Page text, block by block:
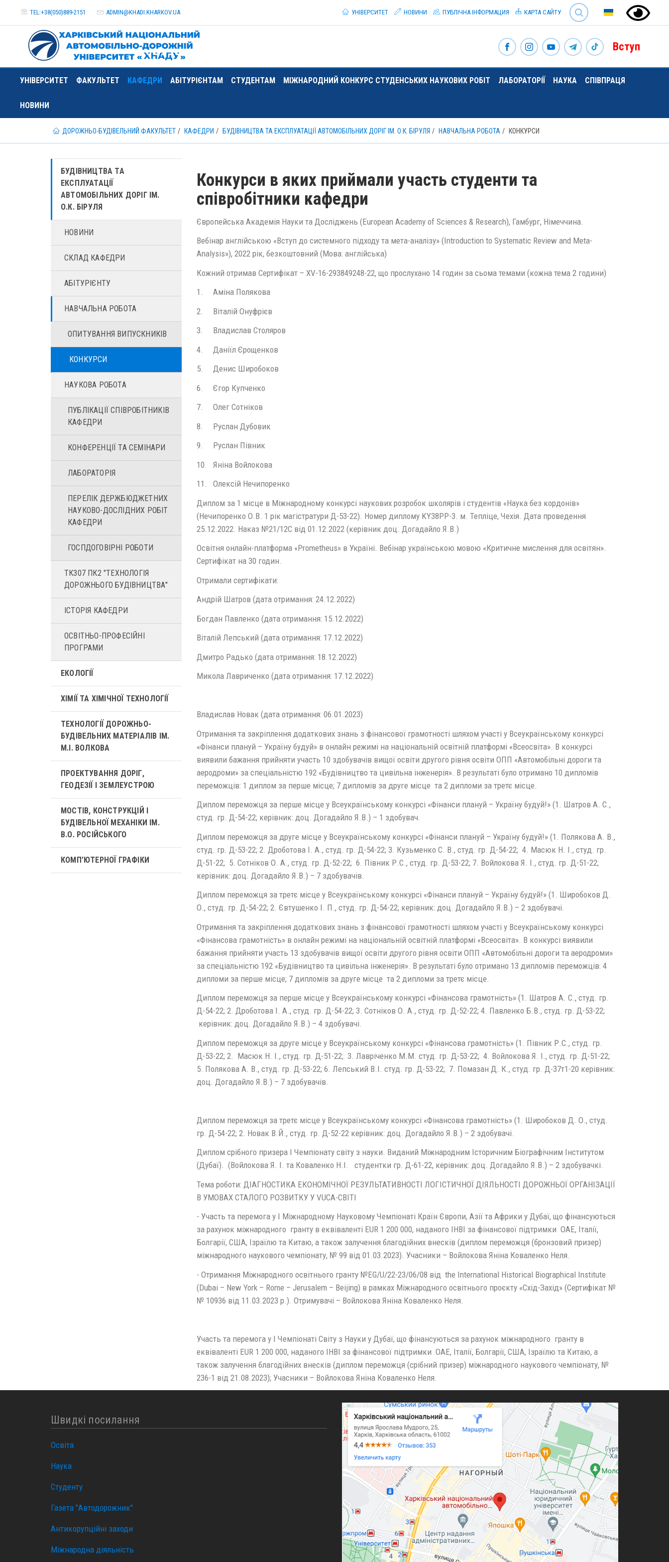
TEL:+38(050)889-2151 ADMIN@KHADI.KHARKOV.UA
SEARCH
УНІВЕРСИТЕТ
НОВИНИ ПУБЛІЧНА ІНФОРМАЦИЯ КАРТА САЙТУ
Вступ
УНІВЕРСИТЕТ ФАКУЛЬТЕТ КАФЕДРИ АБІТУРІЄНТАМ СТУДЕНТАМ МІЖНАРОДНИЙ КОНКУРС СТУДЕНСЬКИХ НАУКОВИХ РОБІТ ЛАБОРАТОРІЇ НАУКА СПІВПРАЦЯ
НОВИНИ
ДОРОЖНЬО-БУДІВЕЛЬНИЙ ФАКУЛЬТЕТ КАФЕДРИ БУДІВНИЦТВА ТА ЕКСПЛУАТАЦІЇ АВТОМОБІЛЬНИХ ДОРІГ ІМ. О.К. БІРУЛЯ НАВЧАЛЬНА РОБОТА КОНКУРСИ
Конкурси в яких приймали участь студенти та
співробітники кафедри
Європейська Академія Науки та Досліджень (European Academy of Sciences & Research), Гамбург, Німеччина.
Вебінар англійською «Вступ до системного підходу та мета-аналізу» (Introduction to Systematic Review and Meta-
Analysis»), 2022 рік, безкоштовний (Мова: англійська)
Кожний отримав Сертифікат – ХV-16-293849248-22, що прослухано 14 годин за сьома темами (кожна тема 2 години)
1. Аміна Полякова
2. Віталій Онуфрієв
3. Владислав Столяров
4. Даніїл Єрощенков
5. Денис Широбоков
6. Єгор Купченко
7. Олег Сотніков
8. Руслан Дубовик
9. Руслан Півник
10. Яніна Войлокова
11. Олексій Нечипоренко
Диплом за 1 місце в Міжнародному конкурсі наукових розробок школярів і студентів «Наука без кордонів»
(Нечипоренко О.В. 1 рік магістратури Д-53-22). Номер диплому KY38PP-3. м. Тепліце, Чехія. Дата проведення
25.12.2022. Наказ №21/12С від 01.12.2022 (керівник доц. Догадайло Я.В.)
Освітня онлайн-платформа «Prometheus» в Україні. Вебінар українською мовою «Критичне мислення для освітян».
Сертифікат на 30 годин.
Отримали сертифікати:
Андрій Шатров (дата отримання: 24.12.2022)
Богдан Павленко (дата отримання: 15.12.2022)
Віталій Лепський (дата отримання: 17.12.2022)
Дмитро Радько (дата отримання: 18.12.2022)
Микола Лавриченко (дата отримання: 17.12.2022)
Владислав Новак (дата отримання: 06.01.2023)
Отримання та закріплення додаткових знань з фінансової грамотності шляхом участі у Всеукраїнському конкурсі
«Фінанси плануй – Україну будуй» в онлайн режимі на національній освітній платформі «Всеосвіта». В конкурсі
виявили бажання прийняти участь 10 здобувачів вищої освіти другого рівня освіти ОПП «Автомобільні дороги та
аеродроми» за спеціальністю 192 «Будівництво та цивільна інженерія». В результаті було отримано 10 дипломів
переможців: 1 диплом за перше місце; 7 дипломів за друге місце та 2 дипломи за третє місце.
Диплом переможця за перше місце у Всеукраїнському конкурсі «Фінанси плануй – Україну будуй!» (1. Шатров А. С.,
студ. гр. Д-54-22; керівник: доц. Догадайло Я.В.) – 1 здобувач.
Диплом переможця за друге місце у Всеукраїнському конкурсі «Фінанси плануй – Україну будуй!» (1. Полякова А. В.,
студ. гр. Д-53-22; 2. Дроботова І. А., студ. гр. Д-54-22; 3. Кузьменко С. В., студ. гр. Д-54-22; 4. Масюк Н. І., студ. гр.
Д-51-22; 5. Сотніков О. А., студ. гр. Д-52-22; 6. Півник Р.С., студ. гр. Д-53-22; 7. Войлокова Я. І., студ. гр. Д-51-22;
керівник: доц. Догадайло Я.В.) – 7 здобувачів.
Диплом переможця за третє місце у Всеукраїнському конкурсі «Фінанси плануй – Україну будуй!» (1. Широбоков Д.
О., студ. гр. Д-54-22; 2. Євтушенко І. П., студ. гр. Д-54-22; керівник: доц. Догадайло Я.В.) – 2 здобувачі.
Отримання та закріплення додаткових знань з фінансової грамотності шляхом участі у Всеукраїнському конкурсі
«Фінансова грамотність» в онлайн режимі на національній освітній платформі «Всеосвіта». В конкурсі виявили
бажання прийняти участь 13 здобувачів вищої освіти другого рівня освіти ОПП «Автомобільні дороги та аеродроми»
за спеціальністю 192 «Будівництво та цивільна інженерія». В результаті було отримано 13 дипломів переможців: 4
дипломи за перше місце; 7 дипломів за друге місце та 2 дипломи за третє місце.
Диплом переможця за перше місце у Всеукраїнському конкурсі «Фінансова грамотність» (1. Шатров А. С., студ. гр.
Д-54-22; 2. Дроботова І. А., студ. гр. Д-54-22; 3. Сотніков О. А., студ. гр. Д-52-22; 4. Павленко Б.В., студ. гр. Д-53-22;
керівник: доц. Догадайло Я.В.) – 4 здобувачі.
Диплом переможця за друге місце у Всеукраїнському конкурсі «Фінансова грамотність» (1. Півник Р.С., студ. гр.
Д-53-22; 2. Масюк Н. І., студ. гр. Д-51-22; 3. Лавріченко М.М. студ. гр. Д-53-22; 4. Войлокова Я. І., студ. гр. Д-51-22;
5. Полякова А. В., студ. гр. Д-53-22; 6. Лепський В.І. студ. гр. Д-53-22; 7. Помазан Д. К., студ. гр. Д-37т1-20 керівник:
доц. Догадайло Я.В.) – 7 здобувачів.
Диплом переможця за третє місце у Всеукраїнському конкурсі «Фінансова грамотність» (1. Широбоков Д. О., студ.
гр. Д-54-22; 2. Новак В.Й., студ. гр. Д-52-22 керівник: доц. Догадайло Я.В.) – 2 здобувачі.
Диплом срібного призера І Чемпіонату світу з науки. Виданий Міжнародним Історичним Біографічним Інститутом
(Дубаї). (Войлокова Я. І. та Коваленко Н.І. студентки гр. Д-61-22, керівник: доц. Догадайло Я.В.) – 2 здобувачкі.
Тема роботи: ДІАГНОСТИКА ЕКОНОМІЧНОЇ РЕЗУЛЬТАТИВНОСТІ ЛОГІСТИЧНОЇ ДІЯЛЬНОСТІ ДОРОЖНЬОЇ ОРГАНІЗАЦІЇ
В УМОВАХ СТАЛОГО РОЗВИТКУ У VUCA-СВІТІ
- Участь та перемога у I Міжнародному Науковому Чемпіонаті Країн Європи, Азії та Африки у Дубаї, що фінансуються
за рахунок міжнародного гранту в еквіваленті EUR 1 200 000, наданого IHBI за фінансової підтримки ОАЕ, Італії,
Болгарії, США, Ізраїлю та Китаю, а також залучення благодійних внесків (диплом переможця (бронзовий призер)
міжнародного наукового чемпіонату, № 99 від 01.03.2023). Учасники – Войлокова Яніна Коваленко Неля.
- Отримання Міжнародного освітнього гранту №EG/U/22-23/06/08 від the International Historical Biographical Institute
(Dubai – New York – Rome – Jerusalem – Beijing) в рамках Міжнародного освітнього проєкту «Схід-Захід» (Сертифікат №
№ 10936 від 11.03.2023 р.). Отримувачі – Войлокова Яніна Коваленко Неля.
Участь та перемога у I Чемпіонаті Світу з Науки у Дубаї, що фінансуються за рахунок міжнародного гранту в
еквіваленті EUR 1 200 000, наданого IHBI за фінансової підтримки ОАЕ, Італії, Болгарії, США, Ізраїлю та Китаю, а
також залучення благодійних внесків (диплом переможця (срібний призер) міжнародного наукового чемпіонату, №
236-1 від 21.08.2023); Учасники – Войлокова Яніна Коваленко Неля.
БУДІВНИЦТВА ТА
ЕКСПЛУАТАЦІЇ
АВТОМОБІЛЬНИХ ДОРІГ ІМ.
О.К. БІРУЛЯ
НОВИНИ
СКЛАД КАФЕДРИ
АБІТУРІЄНТУ
НАВЧАЛЬНА РОБОТА
ОПИТУВАННЯ ВИПУСКНИКІВ
КОНКУРСИ
НАУКОВА РОБОТА
ПУБЛІКАЦІЇ СПІВРОБІТНИКІВ
КАФЕДРИ
КОНФЕРЕНЦІЇ ТА СЕМІНАРИ
ЛАБОРАТОРІЯ
ПЕРЕЛІК ДЕРЖБЮДЖЕТНИХ
НАУКОВО-ДОСЛІДНИХ РОБІТ
КАФЕДРИ
ГОСПДОГОВІРНІ РОБОТИ
ТК307 ПК2 "ТЕХНОЛОГІЯ
ДОРОЖНЬОГО БУДІВНИЦТВА"
ІСТОРІЯ КАФЕДРИ
ОСВІТНЬО-ПРОФЕСІЙНІ
ПРОГРАМИ
ЕКОЛОГІЇ
ХІМІЇ ТА ХІМІЧНОЇ ТЕХНОЛОГІЇ
ТЕХНОЛОГІЇ ДОРОЖНЬО-
БУДІВЕЛЬНИХ МАТЕРІАЛІВ ІМ.
М.І. ВОЛКОВА
ПРОЕКТУВАННЯ ДОРІГ,
ГЕОДЕЗІЇ І ЗЕМЛЕУСТРОЮ
МОСТІВ, КОНСТРУКЦІЙ І
БУДІВЕЛЬНОЇ МЕХАНІКИ ІМ.
В.О. РОСІЙСЬКОГО
КОМП’ЮТЕРНОЇ ГРАФІКИ
Швидкі посилання
Освіта
Наука
Студенту
Газета "Автодорожник"
Антикорупційні заходи
Міжнародна діяльність